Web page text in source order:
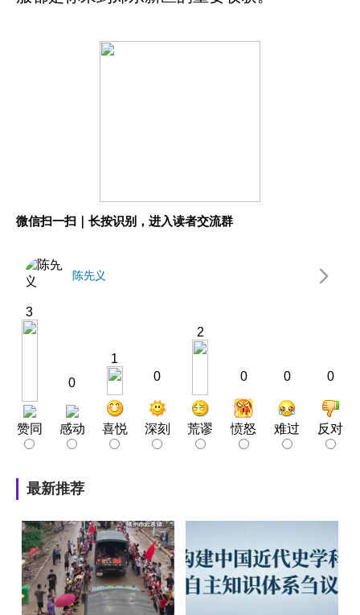
微信扫一扫｜长按识别，进入读者交流群
陈先义
3
赞同
0
感动
1
喜悦
0
深刻
2
荒谬
0
愤怒
0
难过
0
反对
最新推荐